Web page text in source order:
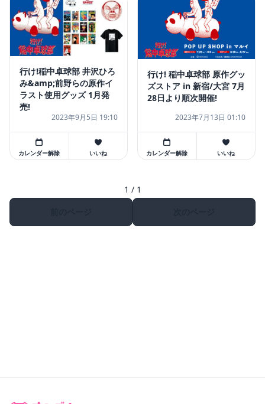
行け!稲中卓球部 井沢ひろ
み&amp;前野らの原作イ
ラスト使用グッズ 1月発
売!
2023年9月5日 19:10
カレンダー解除 いいね
行け! 稲中卓球部 原作グッ
ズストア in 新宿/大宮 7月
28日より順次開催!
2023年7月13日 01:10
カレンダー解除 いいね
1 / 1